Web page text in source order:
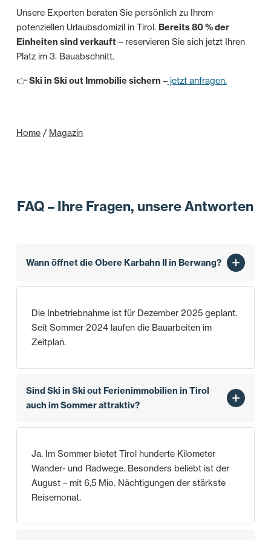
Unsere Experten beraten Sie persönlich zu Ihrem
potenziellen Urlaubsdomizil in Tirol. Bereits 80 % der
Einheiten sind verkauft– reservieren Sie sich jetzt Ihren
Platz im 3. Bauabschnitt.
👉Ski in Ski out Immobilie sichern –jetzt anfragen.
Home / Magazin
FAQ – Ihre Fragen, unsere Antworten
Wann öffnet die Obere Karbahn II in Berwang?
Die Inbetriebnahme ist für Dezember 2025 geplant.
Seit Sommer 2024 laufen die Bauarbeiten im
Zeitplan.
Sind Ski in Ski out Ferienimmobilien in Tirol
auch im Sommer attraktiv?
Ja. Im Sommer bietet Tirol hunderte Kilometer
Wander- und Radwege. Besonders beliebt ist der
August – mit 6,5 Mio. Nächtigungen der stärkste
Reisemonat.